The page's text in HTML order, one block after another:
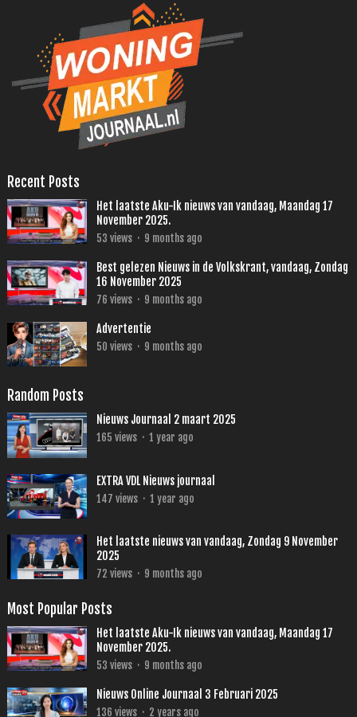
Recent Posts
Het laatste Aku-Ik nieuws van vandaag, Maandag 17
November 2025.
53 views · 9 months ago
Best gelezen Nieuws in de Volkskrant, vandaag, Zondag
16 November 2025
76 views · 9 months ago
Advertentie
50 views · 9 months ago
Random Posts
Nieuws Journaal 2 maart 2025
165 views · 1 year ago
EXTRA VDL Nieuws journaal
147 views · 1 year ago
Het laatste nieuws van vandaag, Zondag 9 November
2025
72 views · 9 months ago
Most Popular Posts
Het laatste Aku-Ik nieuws van vandaag, Maandag 17
November 2025.
53 views · 9 months ago
Nieuws Online Journaal 3 Februari 2025
136 views · 2 years ago